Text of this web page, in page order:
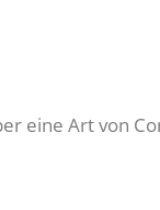
eine Art von